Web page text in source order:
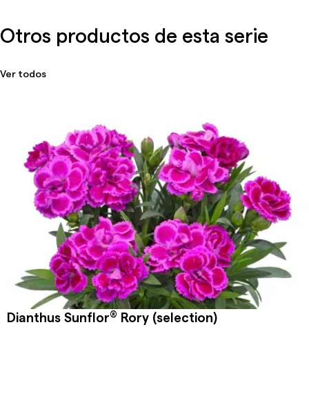
Otros productos de esta serie
Ver todos
Dianthus Sunflor® Rory (selection)